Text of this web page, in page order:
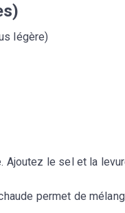
légère)
Ajoutez le sel et la
permet de
gratuitement
sans cuisine
analyse le taux
pour mesurer et